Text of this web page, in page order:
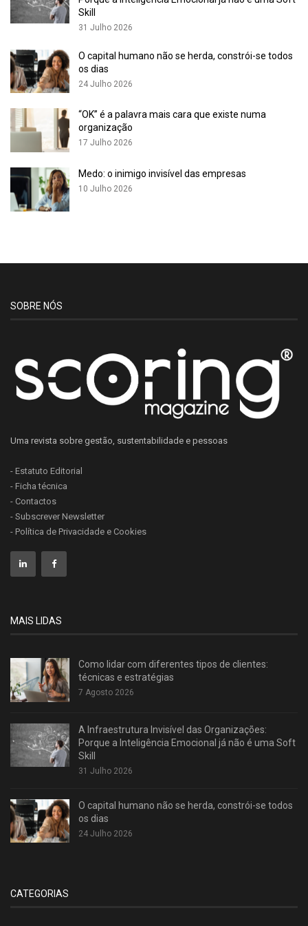
Skill
31 Julho 2026
O capital humano não se herda, constrói-se todos
os dias
24 Julho 2026
“OK” é a palavra mais cara que existe numa
organização
17 Julho 2026
Medo: o inimigo invisível das empresas
10 Julho 2026
SOBRE NÓS
Uma revista sobre gestão, sustentabilidade e pessoas
- Estatuto Editorial
- Ficha técnica
- Contactos
- Subscrever Newsletter
- Política de Privacidade e Cookies
MAIS LIDAS
Como lidar com diferentes tipos de clientes:
técnicas e estratégias
7 Agosto 2026
A Infraestrutura Invisível das Organizações:
Porque a Inteligência Emocional já não é uma Soft
Skill
31 Julho 2026
O capital humano não se herda, constrói-se todos
os dias
24 Julho 2026
CATEGORIAS